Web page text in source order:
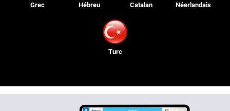
Grec Hébreu Catalan Néerlandais
Turc